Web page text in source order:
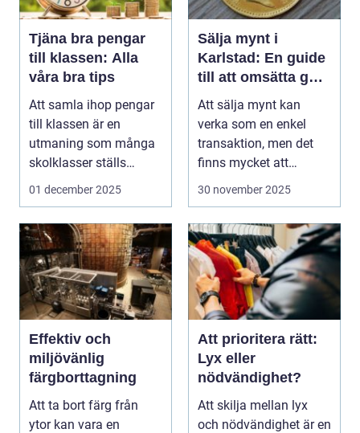
Tjäna bra pengar
till klassen: Alla
våra bra tips
Att samla ihop pengar
till klassen är en
utmaning som många
skolklasser ställs
inf&o...
01 december 2025
Sälja mynt i
Karlstad: En guide
till att omsätta guld
och silver
Att sälja mynt kan
verka som en enkel
transaktion, men det
finns mycket att
överväga ...
30 november 2025
Effektiv och
miljövänlig
färgborttagning
Att ta bort färg från
ytor kan vara en
Att prioritera rätt:
Lyx eller
nödvändighet?
Att skilja mellan lyx
och nödvändighet är en